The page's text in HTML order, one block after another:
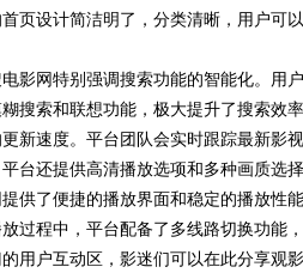
页设计简洁明了，分类清晰，用户可
影网特别强调搜索功能的智能化。用
搜索和联想功能，极大提升了搜索效
新速度。平台团队会实时跟踪最新影
台还提供高清播放选项和多种画质选
供了便捷的播放界面和稳定的播放性
过程中，平台配备了多线路切换功能
用户互动区，影迷们可以在此分享观